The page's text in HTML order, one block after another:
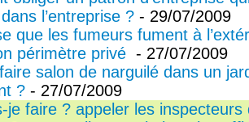
l’entreprise ? - 29/07/2009
que les fumeurs fument à
périmètre privé - 27/07/2009
salon de narguilé dans un
? - 27/07/2009
je faire ? appeler les inspecteurs